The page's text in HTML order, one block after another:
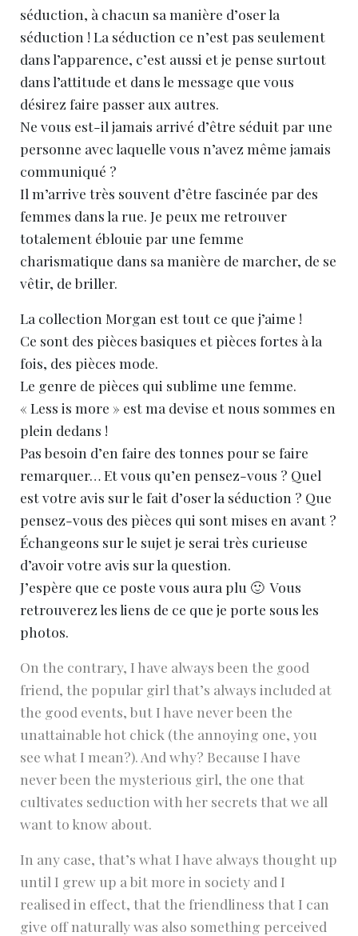
séduction, à chacun sa manière d’oser la
séduction ! La séduction ce n’est pas seulement
dans l’apparence, c’est aussi et je pense surtout
dans l’attitude et dans le message que vous
désirez faire passer aux autres.
Ne vous est-il jamais arrivé d’être séduit par une
personne avec laquelle vous n’avez même jamais
communiqué ?
Il m’arrive très souvent d’être fascinée par des
femmes dans la rue. Je peux me retrouver
totalement éblouie par une femme
charismatique dans sa manière de marcher, de se
vêtir, de briller.
La collection Morgan est tout ce que j’aime !
Ce sont des pièces basiques et pièces fortes à la
fois, des pièces mode.
Le genre de pièces qui sublime une femme.
« Less is more » est ma devise et nous sommes en
plein dedans !
Pas besoin d’en faire des tonnes pour se faire
remarquer… Et vous qu’en pensez-vous ? Quel
est votre avis sur le fait d’oser la séduction ? Que
pensez-vous des pièces qui sont mises en avant ?
Échangeons sur le sujet je serai très curieuse
d’avoir votre avis sur la question.
J’espère que ce poste vous aura plu 🙂 Vous
retrouverez les liens de ce que je porte sous les
photos.
On the contrary, I have always been the good
friend, the popular girl that’s always included at
the good events, but I have never been the
unattainable hot chick (the annoying one, you
see what I mean?). And why? Because I have
never been the mysterious girl, the one that
cultivates seduction with her secrets that we all
want to know about.
In any case, that’s what I have always thought up
until I grew up a bit more in society and I
realised in effect, that the friendliness that I can
give off naturally was also something perceived